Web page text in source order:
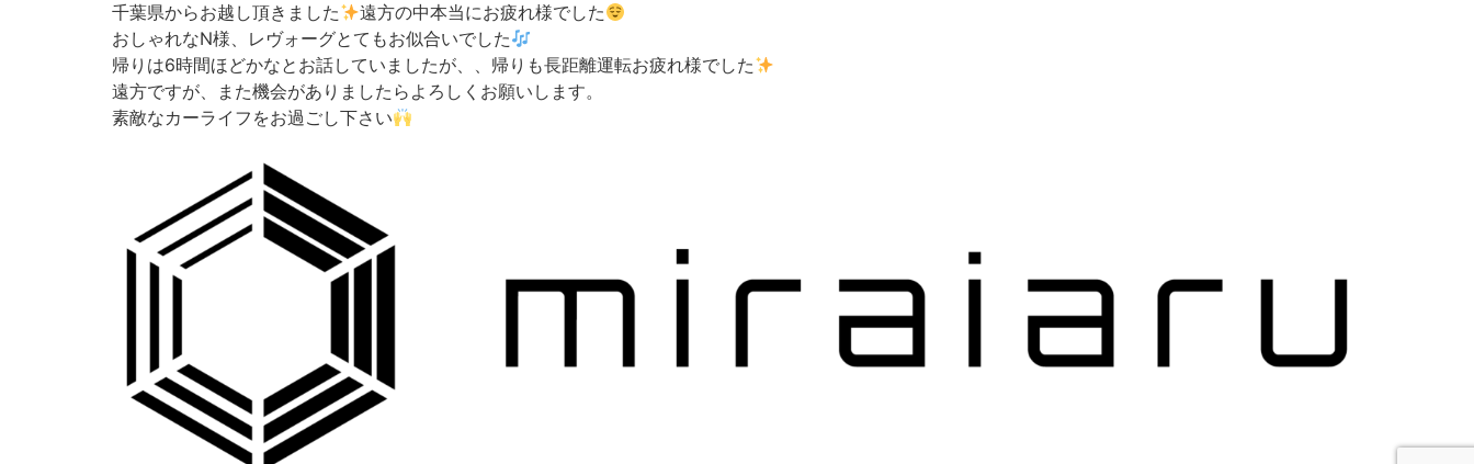
千葉県からお越し頂きました
遠方の中本当にお疲れ様でした
おしゃれなN様、レヴォーグとてもお似合いでした
帰りは6時間ほどかなとお話していましたが、、帰りも長距離運転お疲れ様でした
遠方ですが、また機会がありましたらよろしくお願いします。
素敵なカーライフをお過ごし下さい